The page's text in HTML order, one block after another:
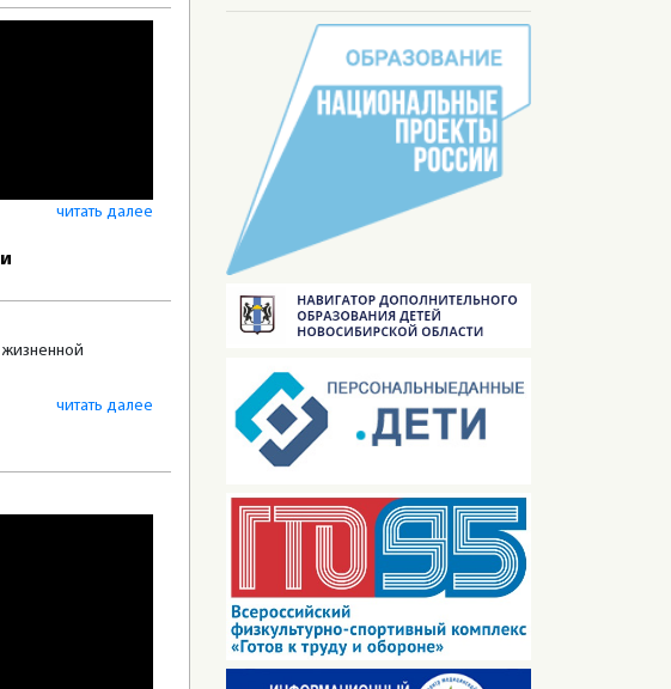
читать далее
читать далее